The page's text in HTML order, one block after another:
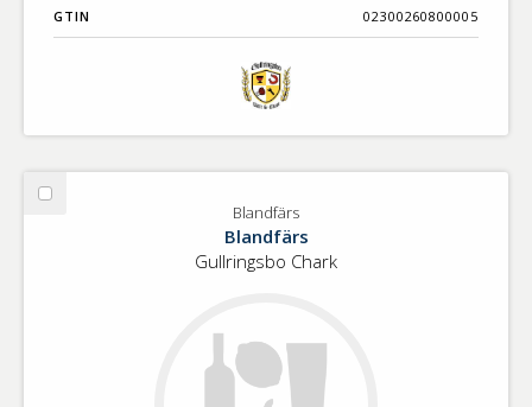
GTIN 02300260800005
Välj
Blandfärs
Blandfärs
Gullringsbo Chark